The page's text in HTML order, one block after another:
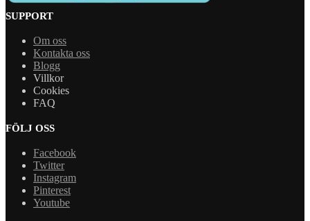
SUPPORT
Om oss
Kontakta oss
Blogg
Villkor
Cookies
FAQ
FÖLJ OSS
Facebook
Twitter
Instagram
Pinterest
Youtube